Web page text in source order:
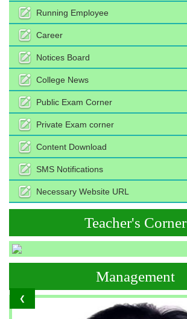
Running Employee
Career
Notices Board
College News
Public Exam Corner
Private Exam corner
Content Download
SMS Notifications
Necessary Website URL
Teacher's Corner
❮
Management